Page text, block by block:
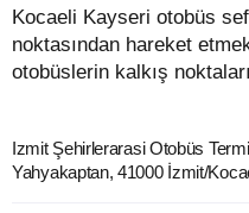
Kocaeli Kayseri otobüs seferleri 1 farklı kalkış
noktasından hareket
otobüslerin kalkış
Izmit Şehirlerarasi Otobüs
Yahyakaptan, 41000 İzmit/